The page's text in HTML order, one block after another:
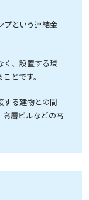
プという連結金
く、設置する環
とです。
する建物との間
高層ビルなどの高